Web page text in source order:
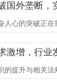
国外垄断，
人心的突破正在
激增，行业
的提升与相关法